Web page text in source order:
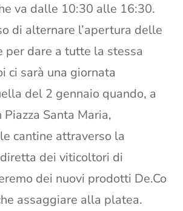
va dalle 10:30 alle 16:30.
di alternare l’apertura delle
per dare a tutte la stessa
ci sarà una giornata
del 2 gennaio quando, a
Santa Maria,
cantine attraverso la
dei viticoltori di
dei nuovi prodotti De.Co
assaggiare alla platea.